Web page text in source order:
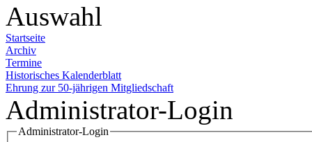
Auswahl
Startseite
Archiv
Termine
Historisches Kalenderblatt
Ehrung zur 50-jährigen Mitgliedschaft
Administrator-Login
Administrator-Login